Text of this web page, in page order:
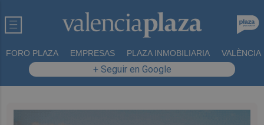
FORO PLAZA EMPRESAS PLAZA INMOBILIARIA VALÈNCIA
+ Seguir en Google